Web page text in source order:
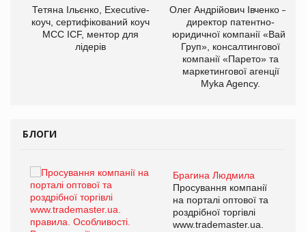
Тетяна Ільєнко, Executive-
коуч, сертифікований коуч
МСС ICF, ментор для
лідерів
Олег Андрійович Івченко —
директор патентно-
юридичної компанії «Вайз
Груп», консалтингової
компанії «Парето» та
маркетингової агенції
Myka Agency.
БЛОГИ
Брагина Людмила
Просування компанії
на порталі оптової та
роздрібної торгівлі
www.trademaster.ua.